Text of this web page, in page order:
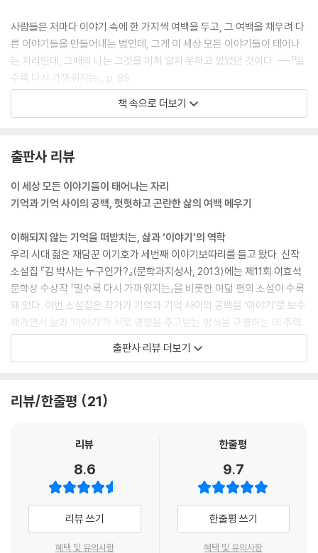
사람들은 저마다 이야기 속에 한 가지씩 여백을 두고, 그 여백을 채우려 다
른 이야기들을 만들어내는 법인데, 그게 이 세상 모든 이야기들이 태어나
는 자리인데, 그때의 나는 그것을 미처 알지 못하고 있었던 것이다. ---「밀
수록 다시 가까워지는」, p. 85
말씀드렸잖아요. 저에겐 이제 김 박사님이 유일한 친구이자, 제 속마음을
이자 안식이랍니다.
---「김 박사는 누구인가?」, p. 129
책 속으로 더보기
출판사 리뷰
이 세상 모든 이야기들이 태어나는 자리
기억과 기억 사이의 공백, 헛헛하고 곤란한 삶의 여백 메우기
이해되지 않는 기억을 떠받치는, 삶과 ‘이야기’의 역학
우리 시대 젊은 재담꾼 이기호가 세번째 이야기보따리를 들고 왔다. 신작
소설집 『김 박사는 누구인가?』(문학과지성사, 2013)에는 제11회 이효석
문학상 수상작 「밀수록 다시 가까워지는」을 비롯한 여덟 편의 소설이 수록
돼 있다. 이번 소설집은 작가가 기억과 기억 사이의 공백을 ‘이야기’로 보수
해가면서 삶과 ‘이야기’가 서로 영향을 주고받는 방식을 규명하는 데 주력
하는 모습이 눈길을 끈다. 이야기꾼으로서의 색조를 유지하면서도 서사와
문장의 열기를 유연하게 다스린 점 또한 이전 소설집, 『최순덕 성령 충만
등장인물들(대학 본부의 임시직 남녀, 우직한 노총각 삼촌, 임용고시 준비
니와 그 아들, 현대판 노예, 제대한 백수 등)은 모두 어정쩡한 삶 속에서 허
둥거리다 자빠지고 만다. 이들은 “짱돌 한 번을 못 던”지고 당하기만 하는
사람들이다. 절실한 순간마다 예상은 어김없이 빗나가기만 하고 과녁은 성
난 얼굴로 다가와 현재를 압박한다. 이기호는 그 빗나간 예상들을 주워 모
아 다시금 활시위에 메기는 숙연한 자세로 이야기를 꾸려나간다. ‘이야
출판사 리뷰 더보기
리뷰/한줄평 21
리뷰
8.6
리뷰 쓰기
혜택 및 유의사항
한줄평
9.7
한줄평 쓰기
혜택 및 유의사항